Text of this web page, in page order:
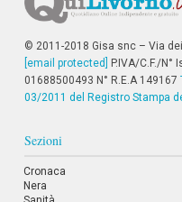
© 2011-2018 Gisa snc – Via
[email protected]
P.IVA/C.F./
01688500493 N° R.E.A 149167
03/2011 del Registro Stampa
Sezioni
Cronaca
Nera